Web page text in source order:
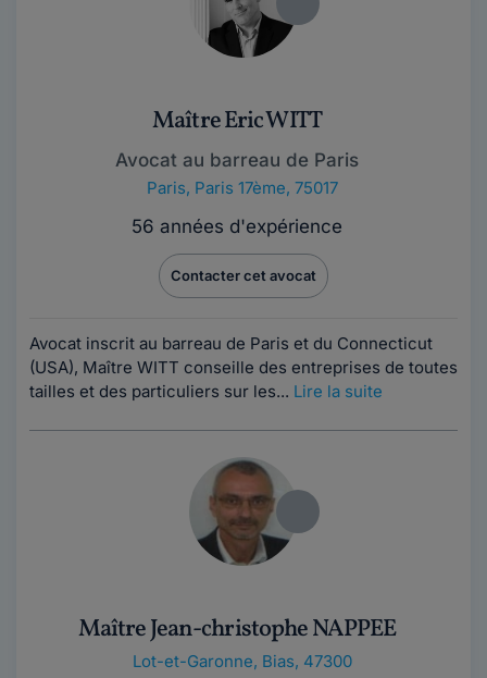
Maître Eric WITT
Avocat au barreau de Paris
Paris, Paris 17ème, 75017
56 années d'expérience
Contacter cet avocat
Avocat inscrit au barreau de Paris et du Connecticut
(USA), Maître WITT conseille des entreprises de toutes
tailles et des particuliers sur les... Lire la suite
Maître Jean-christophe NAPPEE
Lot-et-Garonne, Bias, 47300